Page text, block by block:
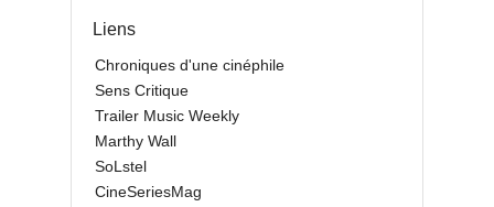
Liens
Chroniques d'une cinéphile
Sens Critique
Trailer Music Weekly
Marthy Wall
SoLstel
CineSeriesMag